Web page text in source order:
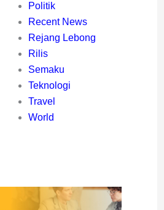
Politik
Recent News
Rejang Lebong
Rilis
Semaku
Teknologi
Travel
World